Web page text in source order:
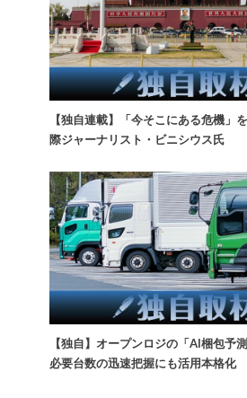
【独自連載】「今そこにある危機
際ジャーナリスト・ビニシウス氏
【独自】オープンロジの「AI梱包予
必要台数の迅速把握にも活用本格化